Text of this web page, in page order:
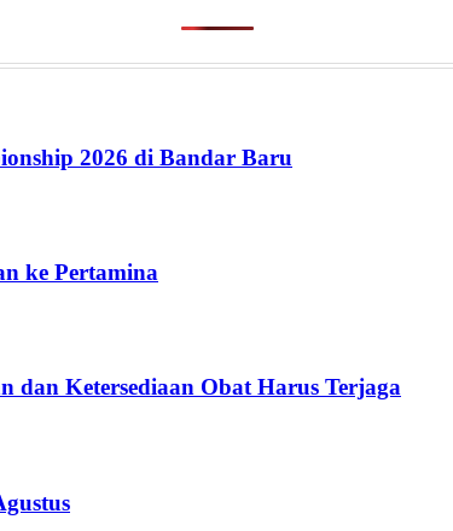
2026 di Bandar Baru
ke Pertamina
dan Ketersediaan Obat Harus Terjaga